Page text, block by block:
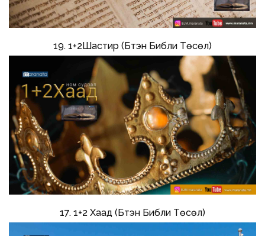
19. 1+2Шастир (Бүтэн Библи Төсөл)
17. 1+2 Хаад (Бүтэн Библи Төсөл)